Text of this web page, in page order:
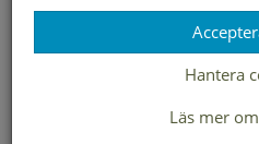
Välj
Hantera
Läs mer